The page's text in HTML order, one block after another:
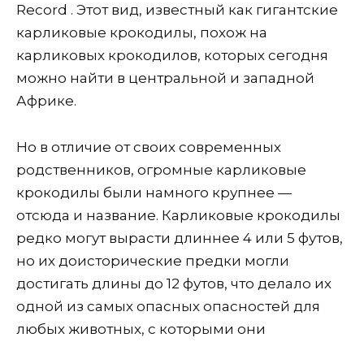
Record . Этот вид, известный как гигантские
карликовые крокодилы, похож на
карликовых крокодилов, которых сегодня
можно найти в центральной и западной
Африке.
Но в отличие от своих современных
родственников, огромные карликовые
крокодилы были намного крупнее —
отсюда и название. Карликовые крокодилы
редко могут вырасти длиннее 4 или 5 футов,
но их доисторические предки могли
достигать длины до 12 футов, что делало их
одной из самых опасных опасностей для
любых животных, с которыми они